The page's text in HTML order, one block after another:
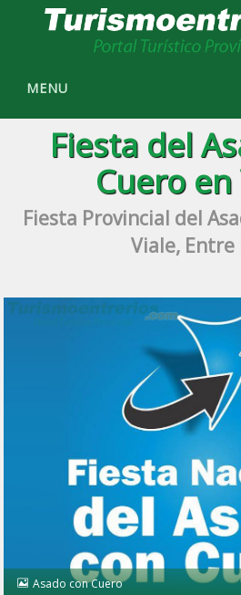
MENU
Fiesta del
Cuero en
Fiesta Provincial del
Viale, Entre
Asado con Cuero